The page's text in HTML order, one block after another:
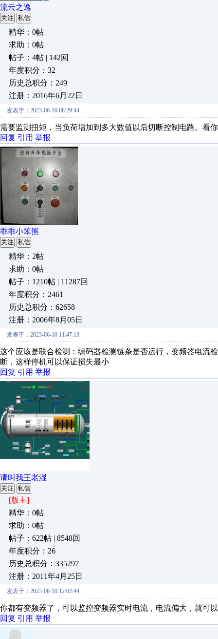
流云之逸
关注 私信
精华：0帖
求助：0帖
帖子：4帖 | 142回
年度积分：32
历史总积分：249
注册：2016年6月22日
发表于：2023-06-10 08:29:44
需要监测扭矩，当负荷增加到多大数值以后切断控制电路。看
回复 引用 举报
乖乖小笨熊
关注 私信
精华：2帖
求助：0帖
帖子：1210帖 | 11287回
年度积分：2461
历史总积分：62658
注册：2006年8月05日
发表于：2023-06-10 11:47:13
这个应该是联合检测：编码器检测链条是否运行，变频器电流
断，这样停机可以保证损失最小
回复 引用 举报
请叫我王老湿
关注 私信
[版主]
精华：0帖
求助：0帖
帖子：622帖 | 8548回
年度积分：26
历史总积分：335297
注册：2011年4月25日
发表于：2023-06-10 12:02:44
你都有变频器了，可以监控变频器实时电流，电流偏大，就可
回复 引用 举报